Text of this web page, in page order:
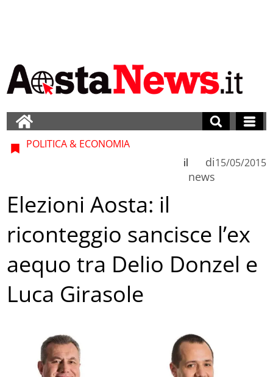
POLITICA & ECONOMIA
di
news
il 15/05/2015
Elezioni Aosta: il
riconteggio sancisce l’ex
aequo tra Delio Donzel e
Luca Girasole